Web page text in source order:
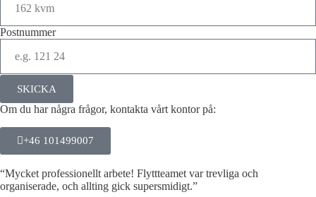
Postnummer
SKICKA
Om du har några frågor, kontakta vårt kontor på:
+46 101499007
“Mycket professionellt arbete! Flyttteamet var trevliga och
organiserade, och allting gick supersmidigt.”